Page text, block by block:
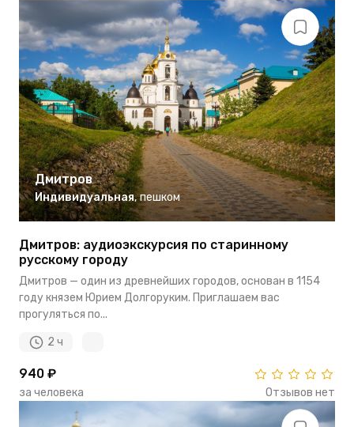
Дмитров
Индивидуальная, пешком
Дмитров: аудиоэкскурсия по старинному
русскому городу
Дмитров — один из древнейших городов, основан в 1154
году князем Юрием Долгоруким. Приглашаем вас
прогуляться по...
2 ч
940 ₽
за человека Отзывов нет